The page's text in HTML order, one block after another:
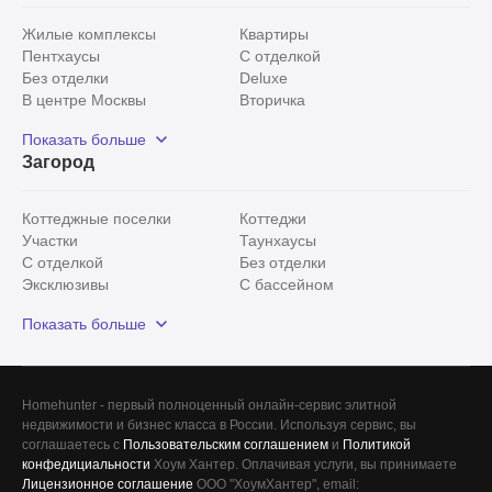
Жилые комплексы
Квартиры
Пентхаусы
С отделкой
Без отделки
Deluxe
В центре Москвы
Вторичка
Рядом с парком
С панорамными окнами
Показать больше
Загород
Коттеджные поселки
Коттеджи
Участки
Таунхаусы
С отделкой
Без отделки
Эксклюзивы
С бассейном
Красногорский район
Показать больше
Homehunter - первый полноценный онлайн-сервис элитной
недвижимости и бизнес класса в России. Используя сервис, вы
соглашаетесь с Пользовательским соглашением и Политикой
конфедициальности Хоум Хантер. Оплачивая услуги, вы принимаете
Лицензионное соглашение ООО "ХоумХантер", email:
Сегодня
Вчера 0